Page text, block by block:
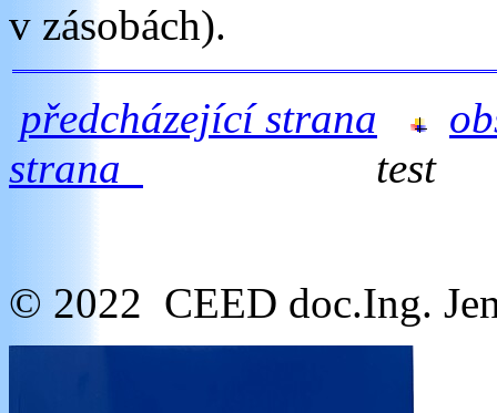
v zásobách).
předcházející strana
strana
test
© 2022 CEED doc.Ing.